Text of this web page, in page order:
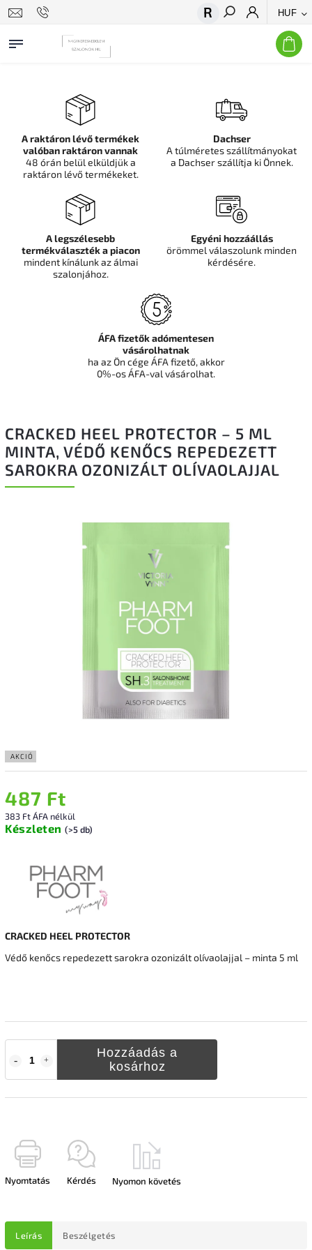
HUF
Keresés
CRACKED HEEL PROTECTOR – 5 ML
MINTA, VÉDŐ KENŐCS REPEDEZETT
SAROKRA OZONIZÁLT OLÍVAOLAJJAL
AKCIÓ
487 Ft
383 Ft ÁFA nélkül
Készleten (>5 db)
Hozzáadás a
kosárhoz
CRACKED HEEL PROTECTOR
Védő kenőcs repedezett sarokra ozonizált olívaolajjal – minta 5 ml
Nyomtatás Kérdés Nyomon követés
A raktáron lévő termékek
valóban raktáron vannak
48 órán belül elküldjük a
raktáron lévő termékeket.
Dachser
A túlméretes szállítmányokat
a Dachser szállítja ki Önnek.
A legszélesebb
termékválaszték a piacon
mindent kínálunk az álmai
szalonjához.
Egyéni hozzáállás
örömmel válaszolunk minden
kérdésére.
ÁFA fizetők adómentesen
vásárolhatnak
ha az Ön cége ÁFA fizető, akkor
0%-os ÁFA-val vásárolhat.
Leírás Beszélgetés